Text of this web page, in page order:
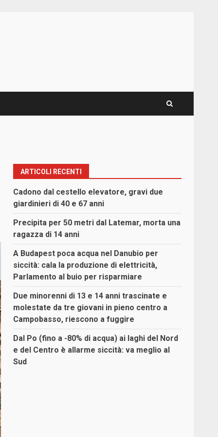
ARTICOLI RECENTI
Cadono dal cestello elevatore, gravi due
giardinieri di 40 e 67 anni
Precipita per 50 metri dal Latemar, morta una
ragazza di 14 anni
A Budapest poca acqua nel Danubio per
siccità: cala la produzione di elettricità,
Parlamento al buio per risparmiare
Due minorenni di 13 e 14 anni trascinate e
molestate da tre giovani in pieno centro a
Campobasso, riescono a fuggire
Dal Po (fino a -80% di acqua) ai laghi del Nord
e del Centro è allarme siccità: va meglio al
Sud